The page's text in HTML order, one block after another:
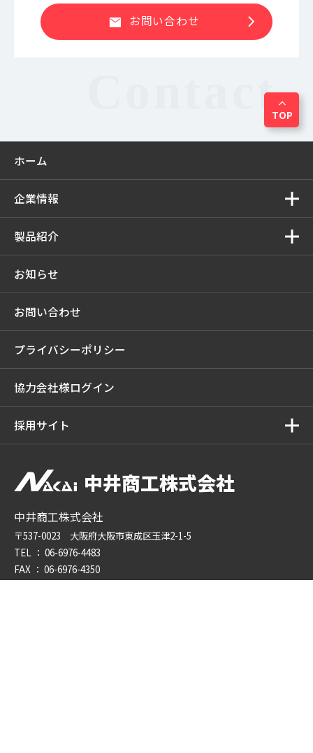
mail お問い合わせ chevron_right
expand_less
TOP
中井商工株式会社
中井商工株式会社
〒537-0023 大阪府大阪市東成区玉津2-1-5
TEL ： 06-6976-4483
FAX ： 06-6976-4350
ホーム
企業情報
製品紹介
お知らせ
お問い合わせ
プライバシーポリシー
協力会社様ログイン
採用サイト